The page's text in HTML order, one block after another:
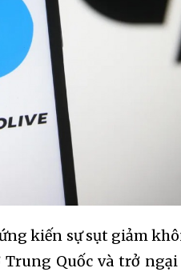
kiến sự sụt giảm
Quốc và trở